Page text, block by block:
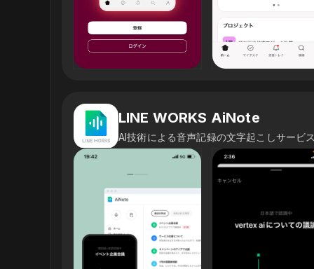
LINE WORKS AiNote
AI技術による音声記録の文字起こしサービ